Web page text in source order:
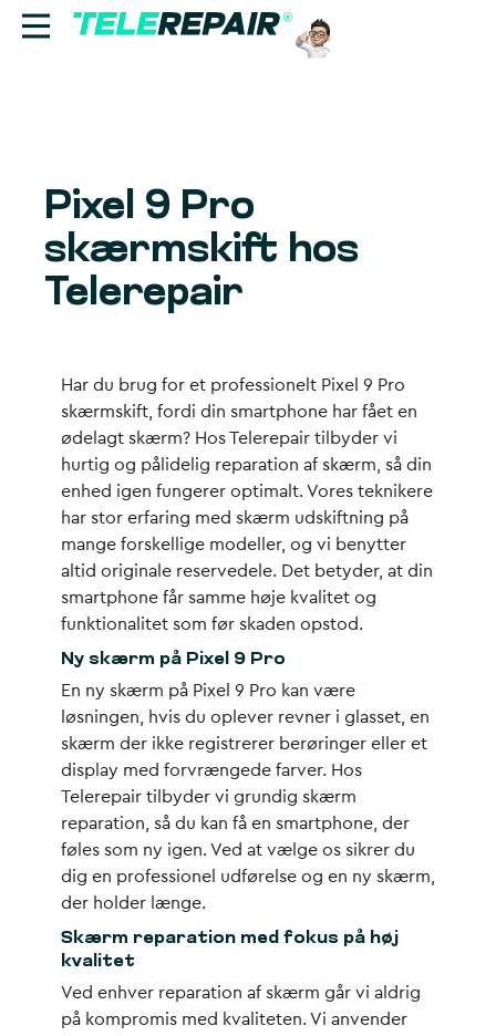
Find butik
Erhverv
Pixel 9 Pro
skærmskift hos
Telerepair
Har du brug for et professionelt Pixel 9 Pro
skærmskift , fordi din smartphone har fået en
ødelagt skærm? Hos Telerepair tilbyder vi
hurtig og pålidelig reparation af skærm , så din
enhed igen fungerer optimalt. Vores teknikere
har stor erfaring med skærm udskiftning på
mange forskellige modeller, og vi benytter
altid originale reservedele. Det betyder, at din
smartphone får samme høje kvalitet og
funktionalitet som før skaden opstod.
Ny skærm på Pixel 9 Pro
En ny skærm på Pixel 9 Pro kan være
løsningen, hvis du oplever revner i glasset, en
skærm der ikke registrerer berøringer eller et
display med forvrængede farver. Hos
Telerepair tilbyder vi grundig skærm
reparation , så du kan få en smartphone, der
føles som ny igen. Ved at vælge os sikrer du
dig en professionel udførelse og en ny skærm
der holder længe.
Skærm reparation med fokus på høj
kvalitet
Ved enhver reparation af skærm går vi aldrig
på kompromis med kvaliteten. Vi anvender